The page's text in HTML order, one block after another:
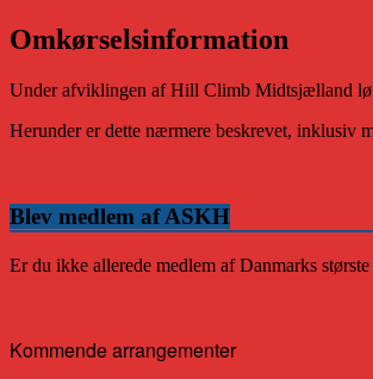
Omkørselsinformation
Under afviklingen af Hill Climb Midtsjælland
Herunder er dette nærmere beskrevet, inklusiv
Blev medlem af ASKH
Er du ikke allerede medlem af Danmarks
Kommende arrangementer